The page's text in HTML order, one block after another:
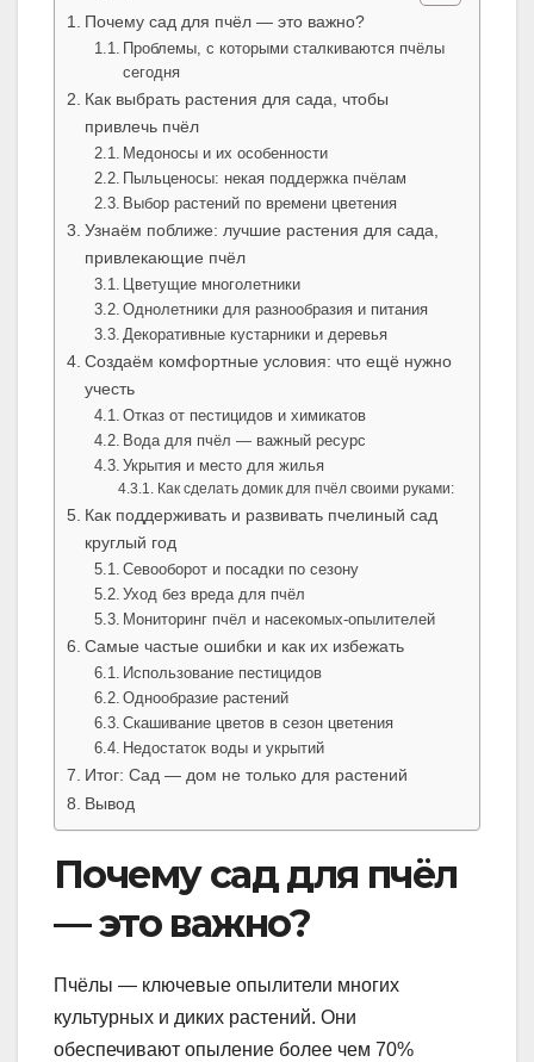
Почему сад для пчёл — это важно?
Проблемы, с которыми сталкиваются пчёлы
сегодня
Как выбрать растения для сада, чтобы
привлечь пчёл
Медоносы и их особенности
Пыльценосы: некая поддержка пчёлам
Выбор растений по времени цветения
Узнаём поближе: лучшие растения для сада,
привлекающие пчёл
Цветущие многолетники
Однолетники для разнообразия и питания
Декоративные кустарники и деревья
Создаём комфортные условия: что ещё нужно
учесть
Отказ от пестицидов и химикатов
Вода для пчёл — важный ресурс
Укрытия и место для жилья
Как сделать домик для пчёл своими руками:
Как поддерживать и развивать пчелиный сад
круглый год
Севооборот и посадки по сезону
Уход без вреда для пчёл
Мониторинг пчёл и насекомых-опылителей
Самые частые ошибки и как их избежать
Использование пестицидов
Однообразие растений
Скашивание цветов в сезон цветения
Недостаток воды и укрытий
Итог: Сад — дом не только для растений
Вывод
Почему сад для пчёл
— это важно?
Пчёлы — ключевые опылители многих
культурных и диких растений. Они
обеспечивают опыление более чем 70%